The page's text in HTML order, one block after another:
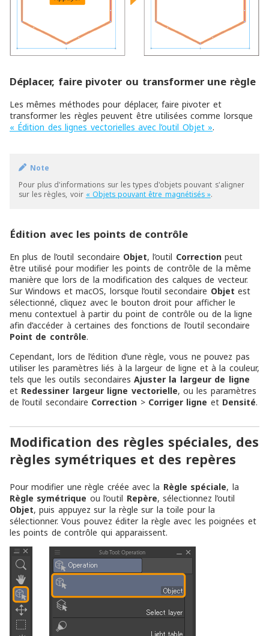
Déplacer, faire pivoter ou transformer une règle
Les mêmes méthodes pour déplacer, faire pivoter et
transformer les règles peuvent être utilisées comme lorsque
« Édition des lignes vectorielles avec l’outil Objet ».
Note
Pour plus d'informations sur les types d'objets pouvant s'aligner
sur les règles, voir « Objets pouvant être magnétisés ».
Édition avec les points de contrôle
En plus de l’outil secondaire Objet, l’outil Correctionpeut
être utilisé pour modifier les points de contrôle de la même
manière que lors de la modification des calques de vecteur.
Sur Windows et macOS, lorsque l’outil secondaire Objet est
sélectionné, cliquez avec le bouton droit pour afficher le
menu contextuel à partir du point de contrôle ou de la ligne
afin d’accéder à certaines des fonctions de l’outil secondaire
Point de contrôle.
Cependant, lors de l’édition d’une règle, vous ne pouvez pas
utiliser les paramètres liés à la largeur de ligne et à la couleur,
tels que les outils secondaires Ajuster la largeur de ligne
et Redessiner largeur ligne vectorielle, ou les paramètres
de l’outil secondaire Correction > Corriger ligne et Densité.
Modification des règles spéciales, des
règles symétriques et des repères
Pour modifier une règle créée avec la Règle spéciale, la
Règle symétrique ou l’outil Repère, sélectionnez l’outil
Objet, puis appuyez sur la règle sur la toile pour la
sélectionner. Vous pouvez éditer la règle avec les poignées et
les points de contrôle qui apparaissent.